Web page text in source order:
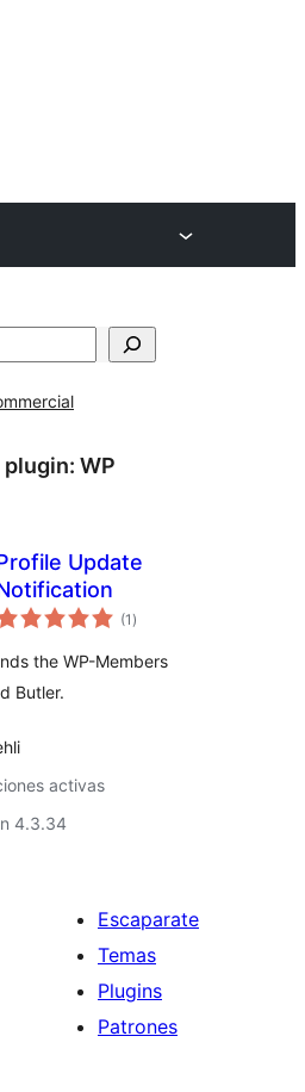
plugin: WP
Update
(1 total
de
)
the WP-Members
Butler.
activas
4.3.34
Escaparate
Temas
Plugins
Patrones